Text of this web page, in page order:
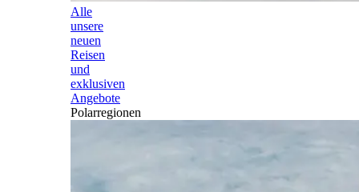
Alle
unsere
neuen
Reisen
und
exklusiven
Angebote
Polarregionen